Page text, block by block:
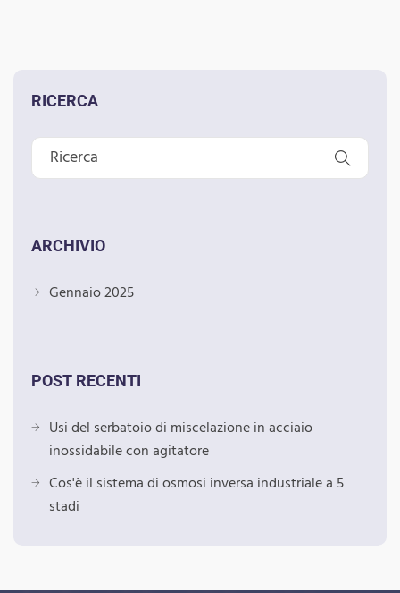
RICERCA
ARCHIVIO
Gennaio 2025
POST RECENTI
Usi del serbatoio di miscelazione in acciaio
inossidabile con agitatore
Cos'è il sistema di osmosi inversa industriale a 5
stadi